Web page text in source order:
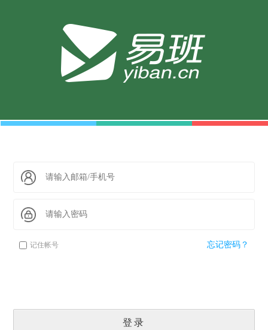
记住帐号 忘记密码？
登录